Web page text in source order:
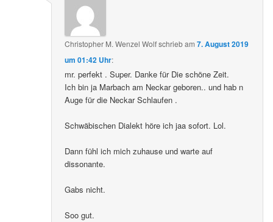
Christopher M. Wenzel Wolfschriebam7. August 2019
um 01:42 Uhr:
mr. perfekt . Super. Danke für Die schöne Zeit.
Ich bin ja Marbach am Neckar geboren.. und hab n
Auge für die Neckar Schlaufen .
Schwäbischen Dialekt höre ich jaa sofort. Lol.
Dann fühl ich mich zuhause und warte auf
dissonante.
Gabs nicht.
Soo gut.